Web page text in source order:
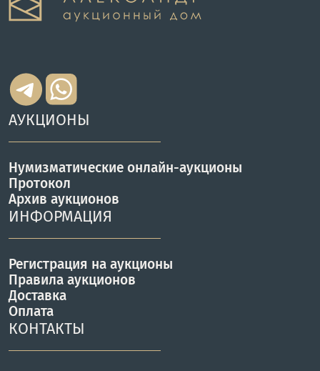
АУКЦИОНЫ
Нумизматические онлайн-аукционы
Протокол
Архив аукционов
ИНФОРМАЦИЯ
Регистрация на аукционы
Правила аукционов
Доставка
Оплата
КОНТАКТЫ